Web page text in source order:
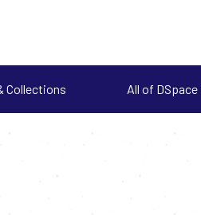
Collections All of DSpace